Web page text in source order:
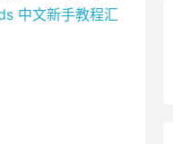
中文新手教程汇